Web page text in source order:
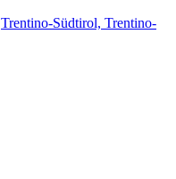
Trentino-Südtirol, Trentino-